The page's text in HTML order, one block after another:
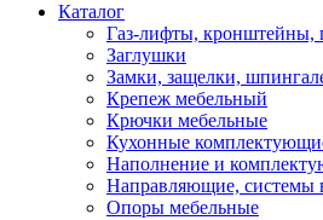
Каталог
Газ-лифты, кронштейны,
Заглушки
Замки, защелки,
Крепеж мебельный
Крючки мебельные
Кухонные
Наполнение и
Направляющие, системы
Опоры мебельные